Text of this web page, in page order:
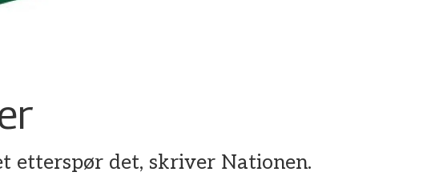
etterspør det, skriver Nationen.